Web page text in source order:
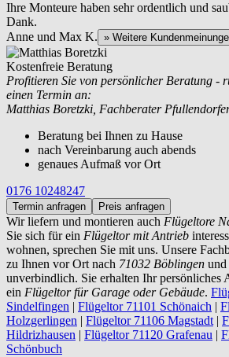
Ihre Monteure haben sehr ordentlich und
Dank.
Anne und Max K. » Weitere
Kostenfreie Beratung
Profitieren Sie von persönlicher Beratung -
einen Termin an:
Matthias Boretzki, Fachberater
Beratung bei Ihnen zu Hause
nach Vereinbarung auch abends
genaues Aufmaß vor Ort
0176 10248247
Termin anfragen Preis anfragen
Wir liefern und montieren auch Flügeltore
Sie sich für ein Flügeltor mit Antrieb
wohnen, sprechen Sie mit uns. Unsere
zu Ihnen vor Ort nach 71032 Böblingen und
unverbindlich. Sie erhalten Ihr persönliches
ein Flügeltor für Garage oder Gebäude.
Sindelfingen | Flügeltor 71101 Schönaich |
Holzgerlingen | Flügeltor 71106 Magstadt |
Hildrizhausen | Flügeltor 71120 Grafenau |
Schönbuch